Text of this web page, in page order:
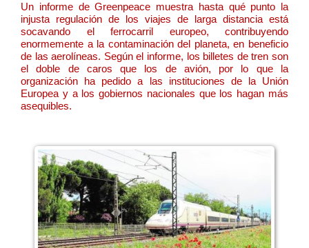
Un informe de Greenpeace muestra hasta qué punto la
injusta regulación de los viajes de larga distancia está
socavando el ferrocarril europeo, contribuyendo
enormemente a la contaminación del planeta, en beneficio
de las aerolíneas. Según el informe, los billetes de tren son
el doble de caros que los de avión, por lo que la
organización ha pedido a las instituciones de la Unión
Europea y a los gobiernos nacionales que los hagan más
asequibles.